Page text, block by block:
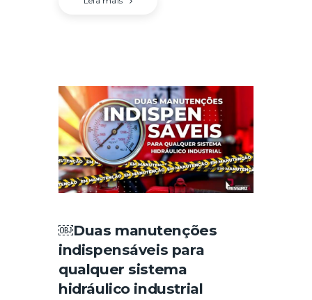
￼Duas manutenções
indispensáveis para
qualquer sistema
hidráulico industrial